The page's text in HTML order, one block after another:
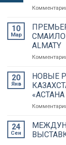
10
Мар
ALMATY
20
Янв
НОВЫЕ
24
Сен